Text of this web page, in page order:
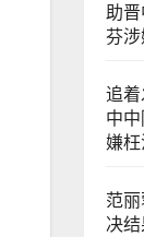
助
芬涉
追着
中
嫌枉
范
决